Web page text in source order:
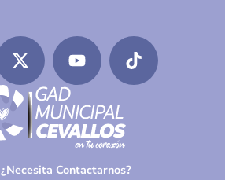
¿Necesita Contactarnos?